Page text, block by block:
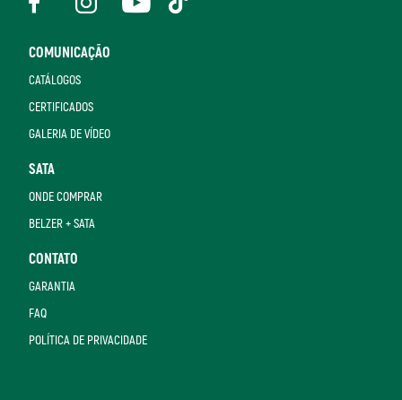
COMUNICAÇÃO
CATÁLOGOS
CERTIFICADOS
GALERIA DE VÍDEO
SATA
ONDE COMPRAR
BELZER + SATA
CONTATO
GARANTIA
FAQ
POLÍTICA DE PRIVACIDADE